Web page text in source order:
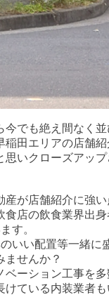
今でも絶え間なく
稲田エリアの店舗
思いクローズアッ
産が店舗紹介に強い
食店の飲食業界出
す。
いい配置等一緒に
ませんか？
ベーション工事を
ている内装業者も